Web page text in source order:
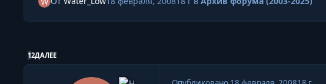
12ДАЛЕЕПОСЛЕДНЯЯ СТРАНИЦА